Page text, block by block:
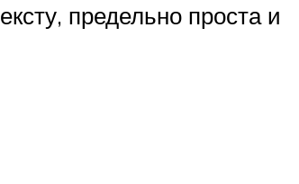
предельно проста и